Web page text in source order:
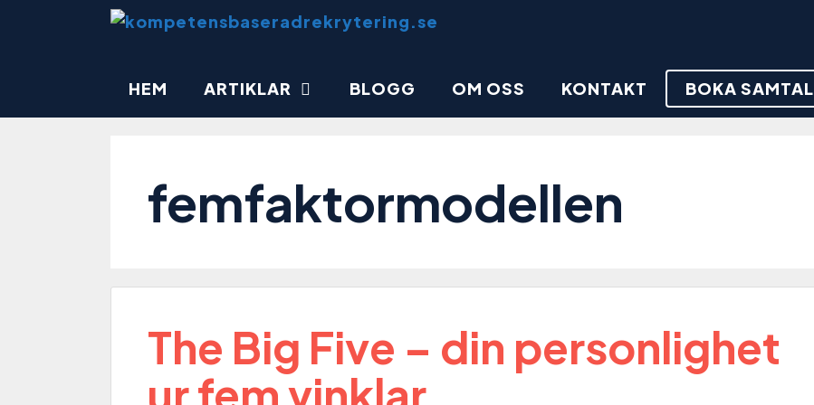
HEM ARTIKLAR BLOGG OM OSS KONTAKT BOKA SAMTAL
femfaktormodellen
The Big Five – din personlighet
ur fem vinklar